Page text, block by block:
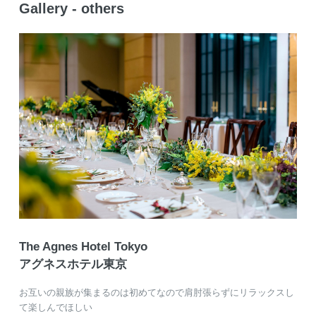
Gallery - others
The Agnes Hotel Tokyo
アグネスホテル東京
お互いの親族が集まるのは初めてなので肩肘張らずにリラックスし
て楽しんでほしい